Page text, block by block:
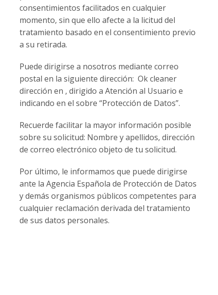
consentimientos facilitados en cualquier
momento, sin que ello afecte a la licitud del
tratamiento basado en el consentimiento previo
a su retirada.
Puede dirigirse a nosotros mediante correo
postal en la siguiente dirección: Ok cleaner
dirección en , dirigido a Atención al Usuario e
indicando en el sobre “Protección de Datos”.
Recuerde facilitar la mayor información posible
sobre su solicitud: Nombre y apellidos, dirección
de correo electrónico objeto de tu solicitud.
Por último, le informamos que puede dirigirse
ante la Agencia Española de Protección de Datos
y demás organismos públicos competentes para
cualquier reclamación derivada del tratamiento
de sus datos personales.